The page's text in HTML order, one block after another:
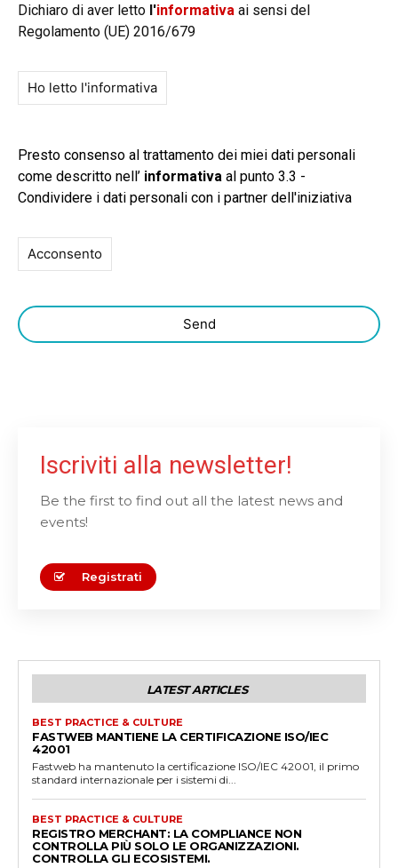
Dichiaro di aver letto l'informativa ai sensi del
Regolamento (UE) 2016/679
Ho letto l'informativa
Presto consenso al trattamento dei miei dati personali
come descritto nell’ informativa al punto 3.3 -
Condividere i dati personali con i partner dell'iniziativa
Acconsento
Send
Iscriviti alla newsletter!
Be the first to find out all the latest news and
events!
Registrati
LATEST ARTICLES
BEST PRACTICE & CULTURE
FASTWEB MANTIENE LA CERTIFICAZIONE ISO/IEC
42001
Fastweb ha mantenuto la certificazione ISO/IEC 42001, il primo
standard internazionale per i sistemi di...
BEST PRACTICE & CULTURE
REGISTRO MERCHANT: LA COMPLIANCE NON
CONTROLLA PIÙ SOLO LE ORGANIZZAZIONI.
CONTROLLA GLI ECOSISTEMI.